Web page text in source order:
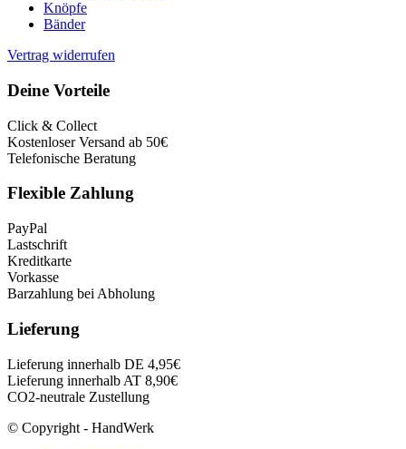
Knöpfe
Bänder
Vertrag widerrufen
Deine Vorteile
Click & Collect
Kostenloser Versand ab 50€
Telefonische Beratung
Flexible Zahlung
PayPal
Lastschrift
Kreditkarte
Vorkasse
Barzahlung bei Abholung
Lieferung
Lieferung innerhalb DE 4,95€
Lieferung innerhalb AT 8,90€
CO2-neutrale Zustellung
© Copyright - HandWerk